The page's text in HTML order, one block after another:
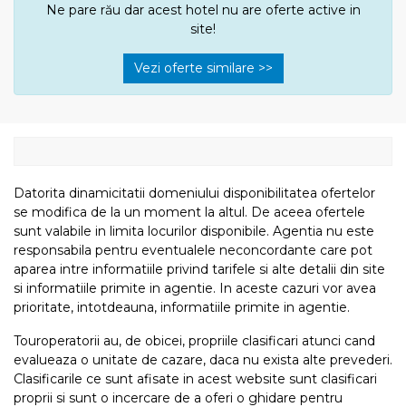
Ne pare rău dar acest hotel nu are oferte active in
site!
Vezi oferte similare >>
Datorita dinamicitatii domeniului disponibilitatea ofertelor
se modifica de la un moment la altul. De aceea ofertele
sunt valabile in limita locurilor disponibile. Agentia nu este
responsabila pentru eventualele neconcordante care pot
aparea intre informatiile privind tarifele si alte detalii din site
si informatiile primite in agentie. In aceste cazuri vor avea
prioritate, intotdeauna, informatiile primite in agentie.
Touroperatorii au, de obicei, propriile clasificari atunci cand
evalueaza o unitate de cazare, daca nu exista alte prevederi.
Clasificarile ce sunt afisate in acest website sunt clasificari
proprii si sunt o incercare de a oferi o ghidare pentru